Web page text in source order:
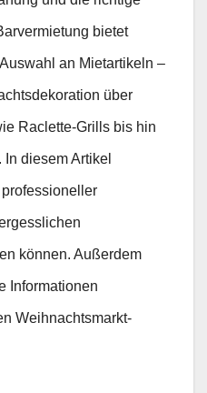
bietet
an Mietartikeln –
über
Raclette-Grills bis hin
diesem Artikel
können. Außerdem
Informationen
Weihnachtsmarkt-